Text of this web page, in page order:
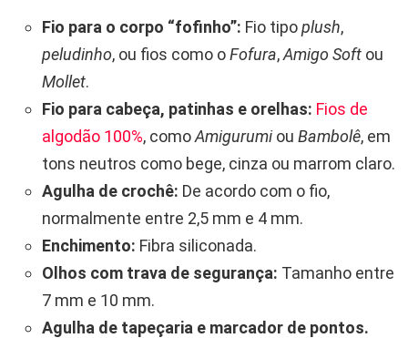
Fio para o corpo “fofinho”: Fio tipoplush,
peludinho, ou fios como oFofura,Amigo Soft ou
Mollet.
Fio para cabeça, patinhas e orelhas: Fios de
algodão 100%, comoAmigurumiou Bambolê, em
tons neutros como bege, cinza ou marrom claro.
Agulha de crochê: De acordo com o fio,
normalmente entre 2,5 mm e 4 mm.
Enchimento: Fibra siliconada.
Olhos com trava de segurança: Tamanho entre
7 mm e 10 mm.
Agulha de tapeçaria e marcador de pontos.